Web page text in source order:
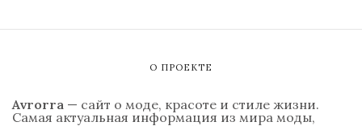
О ПРОЕКТЕ
Avrorra — сайт о моде, красоте и стиле жизни.
Самая актуальная информация из мира моды,